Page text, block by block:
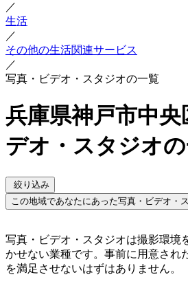
／
生活
／
その他の生活関連サービス
／
写真・ビデオ・スタジオの一覧
兵庫県神戸市中
デオ・スタジオ
絞り込み
この地域であなたにあった写真・ビデオ・
写真・ビデオ・スタジオは撮影環境
かせない業種です。事前に用意され
を満足させないはずはありません。